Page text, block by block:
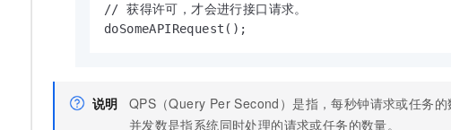
// 获得许可，才会进行接口请求。
doSomeAPIRequest();
说明
QPS（Query Per Second）是指，每秒钟请求或任务的
并发数是指系统同时处理的请求或任务的数量。